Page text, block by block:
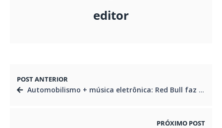
editor
POST ANTERIOR
Automobilismo + música eletrônica: Red Bull faz estreia de seu novo evento global em Curitiba
PRÓXIMO POST